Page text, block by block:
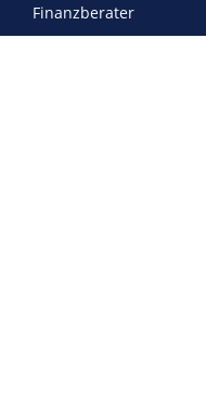
Finanzberater